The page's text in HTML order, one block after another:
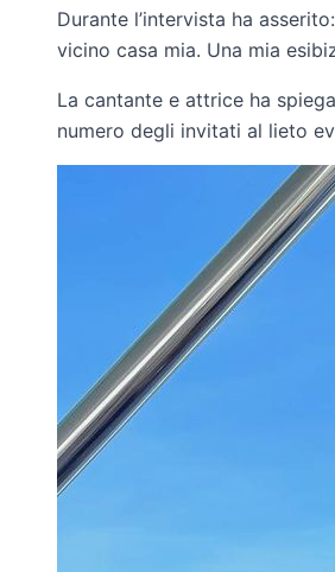
Durante l’intervista ha
vicino casa mia. Una mia
La cantante e attrice ha
numero degli invitati al lieto